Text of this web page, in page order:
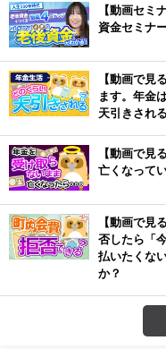
【動画セミ
資金セミナ
【動画で見
ます。年金
天引きされ
【動画で見
亡くなって
【動画で見
否したら「
払いたくな
か？